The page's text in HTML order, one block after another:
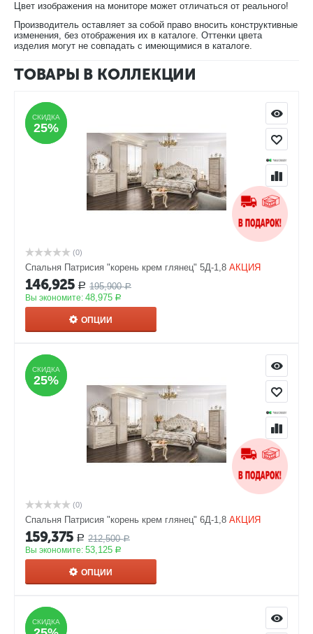
Цвет изображения на мониторе может отличаться от реального!
Производитель оставляет за собой право вносить конструктивные
изменения, без отображения их в каталоге. Оттенки цвета
изделия могут не совпадать с имеющимися в каталоге.
ТОВАРЫ В КОЛЛЕКЦИИ
СКИДКА
25%
СКИДКА
25%
(0)
Спальня Патрисия "корень крем глянец" 5Д-1,8 АКЦИЯ
146,925 Р 195,900 Р
Вы экономите: 48,975 Р
ОПЦИИ
СКИДКА
25%
СКИДКА
25%
(0)
Спальня Патрисия "корень крем глянец" 6Д-1,8 АКЦИЯ
159,375 Р 212,500 Р
Вы экономите: 53,125 Р
ОПЦИИ
СКИДКА
СКИДКА